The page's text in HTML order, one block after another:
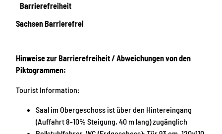
Barrierefreiheit
Sachsen Barrierefrei
Hinweise zur Barrierefreiheit / Abweichungen von den
Piktogrammen:
Tourist Information:
Saal im Obergeschoss ist über den Hintereingang
(Auffahrt 8-10% Steigung, 40 m lang) zugänglich